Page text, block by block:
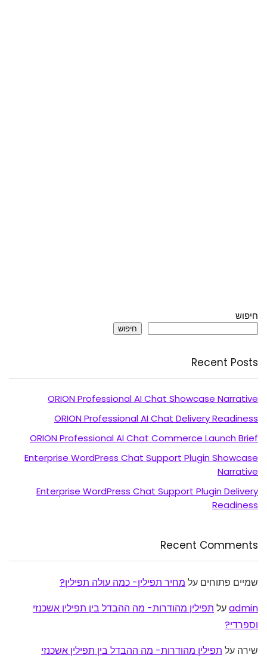
חיפוש
חיפוש
Recent Posts
ORION Professional AI Chat Showcase Narrative
ORION Professional AI Chat Delivery Readiness
ORION Professional AI Chat Commerce Launch Brief
Enterprise WordPress Chat Support Plugin Showcase
Narrative
Enterprise WordPress Chat Support Plugin Delivery
Readiness
Recent Comments
שמיים פתוחים על מחיר תפילין- כמה עולה תפילין?
adminעל תפילין מהודרות- מה ההבדל בין תפילין אשכנזי
וספרדי?
שירה על תפילין מהודרות- מה ההבדל בין תפילין אשכנזי